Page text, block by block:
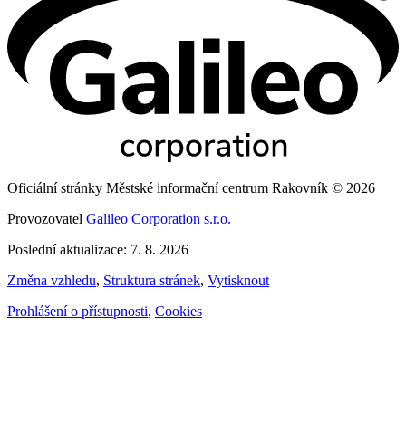
Oficiální stránky Městské informační centrum Rakovník © 2026
Provozovatel Galileo Corporation s.r.o.
Poslední aktualizace: 7. 8. 2026
Změna vzhledu, Struktura stránek, Vytisknout
Prohlášení o přístupnosti, Cookies